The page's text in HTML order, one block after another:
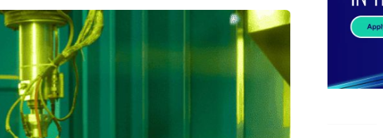
Business
Interviews
Rankings
Videos